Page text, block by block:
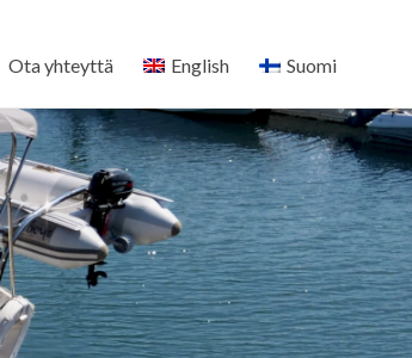
Ota yhteyttä English Suomi